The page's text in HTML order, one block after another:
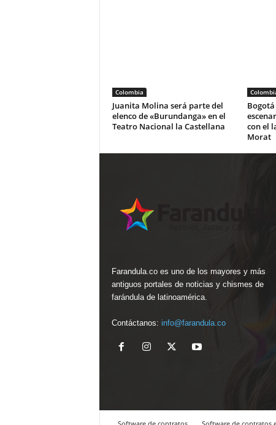
Colombia
Juanita Molina será parte del
elenco de «Burundanga» en el
Teatro Nacional la Castellana
con el
Morat
Farandula.co es uno de los mayores y más
antiguos portales de noticias y chismes de
farándula de latinoamérica.
Contáctanos: info@farandula.co